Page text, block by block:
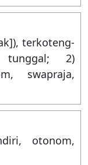
terkoteng-
tunggal; 2)
swapraja,
otonom,